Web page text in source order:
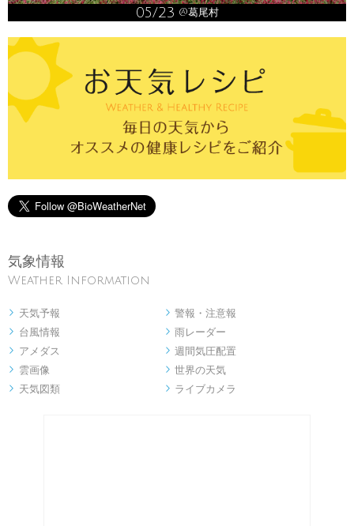
05/23 @葛尾村
気象情報
Weather Information
 天気予報  警報・注意報
 台風情報  雨レーダー
 アメダス  週間気圧配置
 雲画像  世界の天気
 天気図類  ライブカメラ